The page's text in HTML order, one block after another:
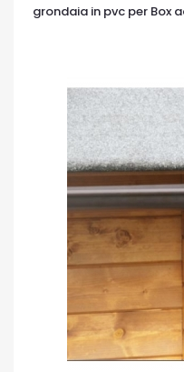
grondaia in pvc per Box